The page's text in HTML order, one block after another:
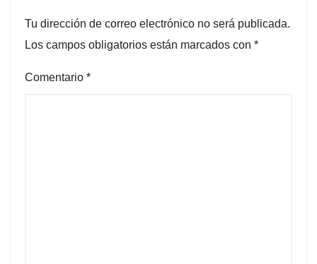
Tu dirección de correo electrónico no será publicada.
Los campos obligatorios están marcados con *
Comentario *